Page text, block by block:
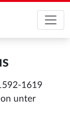
1619
unter